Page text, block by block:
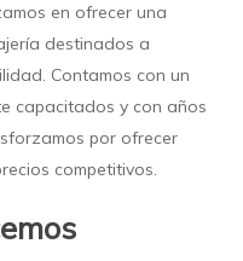
en ofrecer una
destinados a
Contamos con un
capacitados y con años
por ofrecer
competitivos.